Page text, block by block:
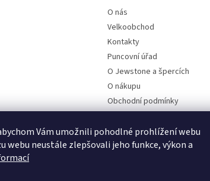
Vám umožnili pohodlné prohlížení webu
webu neustále zlepšovali jeho funkce, výkon a
O nás
Velkoobchod
Kontakty
Puncovní úřad
O Jewstone a špercích
O nákupu
Obchodní podmínky
Najdete nás i naMALL.CZ